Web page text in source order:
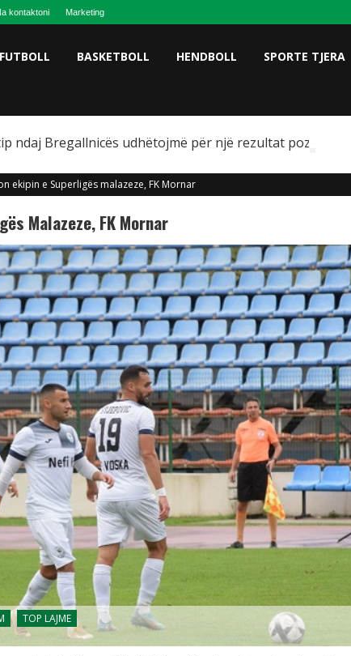
kontaktoni Marketing
FUTBOLL BASKETBOLL HENDBOLL SPORTE TJERA
ndaj Bregallnicës udhëtojmë për një rezultat pozitiv
ekipin e Superligës malazeze, FK Mornar
Malazeze, FK Mornar
TOP LAJME